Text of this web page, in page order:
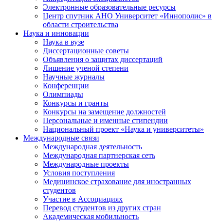
Электронные образовательные ресурсы
Центр спутник АНО Университет «Иннополис» в
области строительства
Наука и инновации
Наука в вузе
Диссертационные советы
Объявления о защитах диссертаций
Лишение ученой степени
Научные журналы
Конференции
Олимпиады
Конкурсы и гранты
Конкурсы на замещение должностей
Персональные и именные стипендии
Национальный проект «Наука и университеты»
Международные связи
Международная деятельность
Международная партнерская сеть
Международные проекты
Условия поступления
Медицинское страхование для иностранных
студентов
Участие в Ассоциациях
Перевод студентов из других стран
Академическая мобильность